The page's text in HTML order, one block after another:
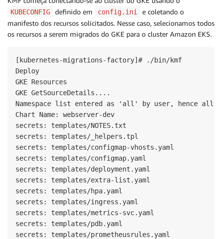
KUBECONFIG definido em config.ini
e coletando o
manifesto dos recursos solicitados. Nesse caso, selecionamos todos
os recursos a serem migrados do GKE para o cluster Amazon EKS.
[kubernetes-migrations-factory]# ./bin/kmf
Deploy
GKE Resources
GKE GetSourceDetails....
Namespace list entered as 'all' by user, hence all
Chart Name: webserver-dev
secrets: templates/NOTES.txt
secrets: templates/_helpers.tpl
secrets: templates/configmap-vhosts.yaml
secrets: templates/configmap.yaml
secrets: templates/deployment.yaml
secrets: templates/extra-list.yaml
secrets: templates/hpa.yaml
secrets: templates/ingress.yaml
secrets: templates/metrics-svc.yaml
secrets: templates/pdb.yaml
secrets: templates/prometheusrules.yaml